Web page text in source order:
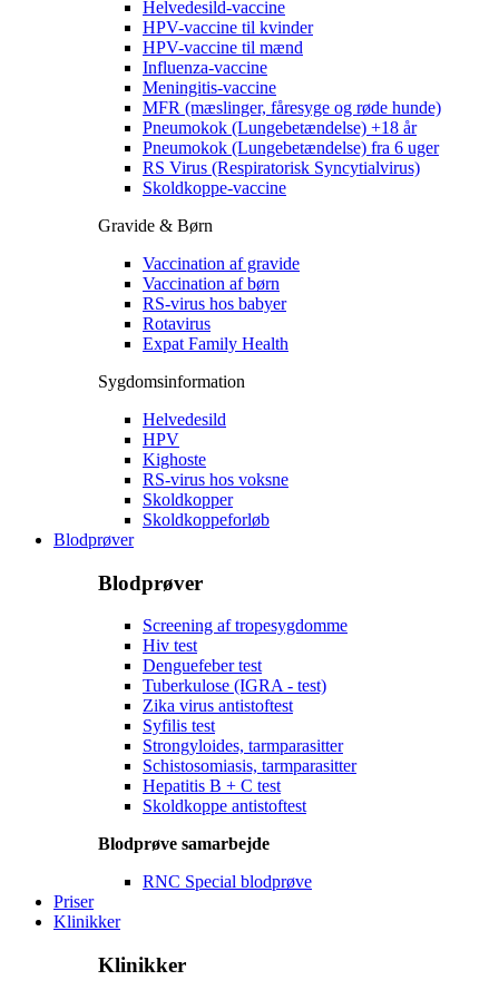
Helvedesild-vaccine
HPV-vaccine til kvinder
HPV-vaccine til mænd
Influenza-vaccine
Meningitis-vaccine
MFR (mæslinger, fåresyge og røde hunde)
Pneumokok (Lungebetændelse) +18 år
Pneumokok (Lungebetændelse) fra 6 uger
RS Virus (Respiratorisk Syncytialvirus)
Skoldkoppe-vaccine
Gravide & Børn
Vaccination af gravide
Vaccination af børn
RS-virus hos babyer
Rotavirus
Expat Family Health
Sygdomsinformation
Helvedesild
HPV
Kighoste
RS-virus hos voksne
Skoldkopper
Skoldkoppeforløb
Blodprøver
Blodprøver
Screening af tropesygdomme
Hiv test
Denguefeber test
Tuberkulose (IGRA - test)
Zika virus antistoftest
Syfilis test
Strongyloides, tarmparasitter
Schistosomiasis, tarmparasitter
Hepatitis B + C test
Skoldkoppe antistoftest
Blodprøve samarbejde
RNC Special blodprøve
Priser
Klinikker
Klinikker